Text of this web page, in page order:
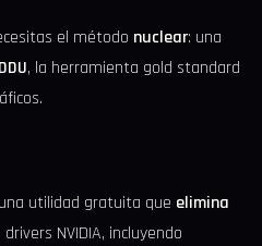
el método nuclear: una
DDU, la herramienta gold standard
utilidad gratuita que elimina
NVIDIA, incluyendo